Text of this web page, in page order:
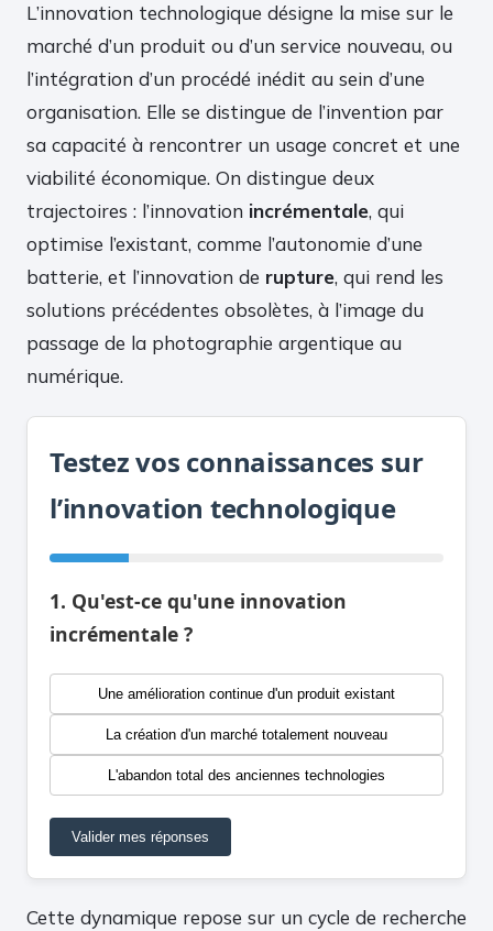
L’innovation technologique désigne la mise sur le
marché d’un produit ou d’un service nouveau, ou
l’intégration d’un procédé inédit au sein d’une
organisation. Elle se distingue de l’invention par
sa capacité à rencontrer un usage concret et une
viabilité économique. On distingue deux
trajectoires : l’innovation incrémentale, qui
optimise l’existant, comme l’autonomie d’une
batterie, et l’innovation de rupture, qui rend les
solutions précédentes obsolètes, à l’image du
passage de la photographie argentique au
numérique.
Testez vos connaissances sur
l’innovation technologique
1. Qu'est-ce qu'une innovation
incrémentale ?
Une amélioration continue d'un produit existant
La création d'un marché totalement nouveau
L'abandon total des anciennes technologies
Valider mes réponses
Cette dynamique repose sur un cycle de recherche